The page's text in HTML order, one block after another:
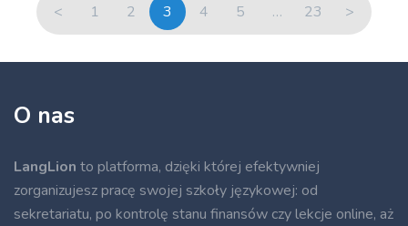
< 1 2 3 4 5 … 23 >
O nas
LangLion to platforma, dzięki której efektywniej
zorganizujesz pracę swojej szkoły językowej: od
sekretariatu, po kontrolę stanu finansów czy lekcje online, aż